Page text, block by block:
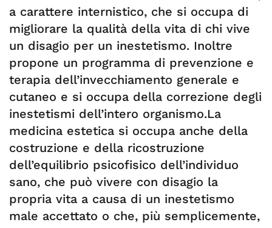
a carattere internistico, che si occupa di
migliorare la qualità della vita di chi vive
un disagio per un inestetismo. Inoltre
propone un programma di prevenzione e
terapia dell’invecchiamento generale e
cutaneo e si occupa della correzione degli
inestetismi dell’intero organismo.La
medicina estetica si occupa anche della
costruzione e della ricostruzione
dell’equilibrio psicofisico dell’individuo
sano, che può vivere con disagio la
propria vita a causa di un inestetismo
male accettato o che, più semplicemente,